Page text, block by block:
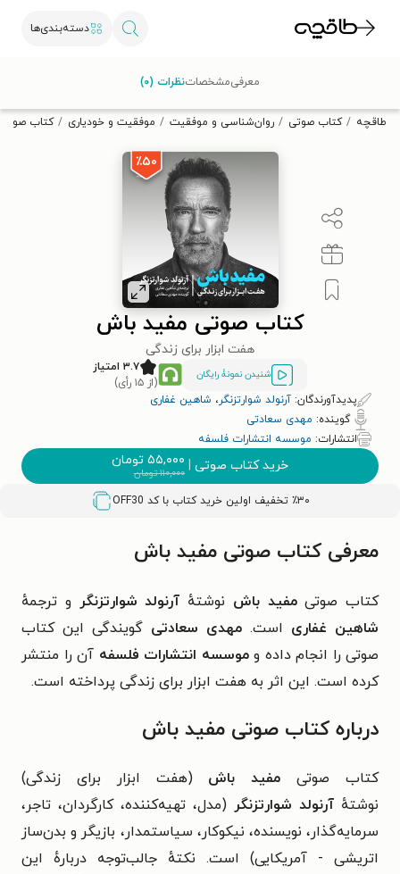
دسته‌بندی‌ها
تخفیف از طاقچه دریافت کن.
طاقچه کتاب صوتی روان‌شناسی و موفقیت موفقیت و خودیاری کتاب
٪۵۰
کتاب صوتی مفید باش
هفت ابزار برای زندگی
شنیدن نمونۀ رایگان
۳.۷ امتیاز
(از ۱۵ رأی)
پدیدآورندگان: آرنولد شوارتزنگر، شاهین غفاری
گوینده: مهدی سعادتی
انتشارات: موسسه انتشارات فلسفه
خرید کتاب صوتی | ۵۵,۰۰۰ تومان
۱۱۰,۰۰۰تومان
٪۳۰ تخفیف اولین خرید کتاب با کد OFF30
معرفیمشخصاتنظرات (۰)
معرفی کتاب صوتی مفید باش
کتاب صوتیمفید باش نوشتهٔ آرنولد شوارتزنگر و ترجمهٔ
شاهین غفاری است. مهدی سعادتی گویندگی این کتاب
صوتی را انجام داده وموسسه انتشارات فلسفه آن را منتشر
کرده است. این اثر به هفت ابزار برای زندگی پرداخته است.
درباره کتاب صوتی مفید باش
کتاب صوتی مفید باش (هفت ابزار برای زندگی)
نوشتهٔ آرنولد شوارتزنگر (مدل، تهیه‌کننده، کارگردان، تاجر،
سرمایه‌گذار، نویسنده، نیکوکار، سیاستمدار، بازیگر و بدن‌ساز
اتریشی - آمریکایی) است. نکتهٔ جالب‌توجه دربارهٔ این